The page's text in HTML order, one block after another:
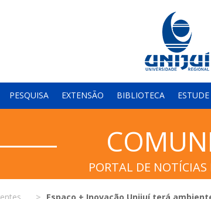
PESQUISA EXTENSÃO BIBLIOTECA
PORTAL DE